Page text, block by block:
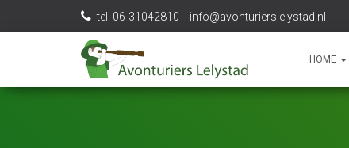
tel: 06-31042810 info@avonturierslelystad.nl
HOME